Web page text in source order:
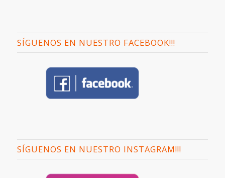
SÍGUENOS EN NUESTRO FACEBOOK!!!
SÍGUENOS EN NUESTRO INSTAGRAM!!!